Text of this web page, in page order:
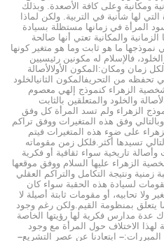
ومكانية وعلى كافة الأصعدة. وبذلك
لها شأنية في التربية. ولكن لماذا
المرأة في زمانها مستظلة بسيادة
والمكانية تعتي أنها صالحة
ما هو ثابت وما هو متغير كونها
فالإسلام له مكونين رئيسيين
زمان ومكان:المكون الأولالأصالة
تحفظه من التحريفالمكون الثانيالخلود
الزهراء كنموذج إلهي معصوم
والخلود والمتعلقين بالثابت
الزهراء ولم تسد المرأة كل وفق
وفق هذه المتغيرات ووفق تراكم
على ضوء هذه المتغيرات فيتم
تسيدها أكثر.فلكل زمن مقوماته
تاريخية سواء ثقافية أو فكرية
الزهراء عليها السلام ووفق موقعها
ونتيجة التكامل والتراكم العقلي
لسيادة هذه الحقبة سواء كان
ولا تحابيه، أو مقومات ثابتة أصيلة لا
يتعلق بمنظومة القيم.ولكن رغم وجود
عدة مدارس فكرية لها رؤيتها الخاصة
لهذا الاختلاف حول المرأة مع وجود
– ابتعادنا عن عصر التشريع–